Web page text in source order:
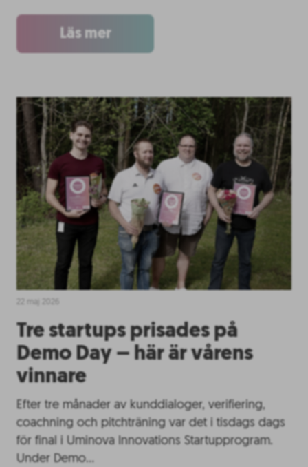
Läs mer
Tre startups prisades på
Demo Day – här är vårens
vinnare
Efter tre månader av kunddialoger, verifiering,
coachning och pitchträning var det i tisdags dags
för final i Uminova Innovations Startupprogram.
Under Demo…